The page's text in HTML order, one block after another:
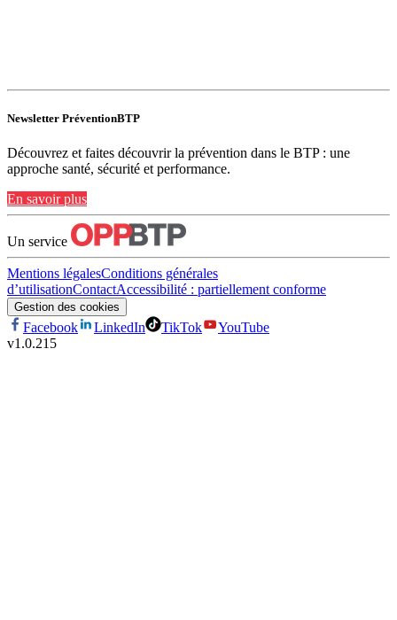
Newsletter PréventionBTP
Découvrez et faites découvrir la prévention dans le BTP : une
approche santé, sécurité et performance.
En savoir plus
Un service
Mentions légalesConditions générales
d’utilisationContactAccessibilité : partiellement conforme
Gestion des cookies
Facebook LinkedIn TikTok
YouTube
v1.0.215